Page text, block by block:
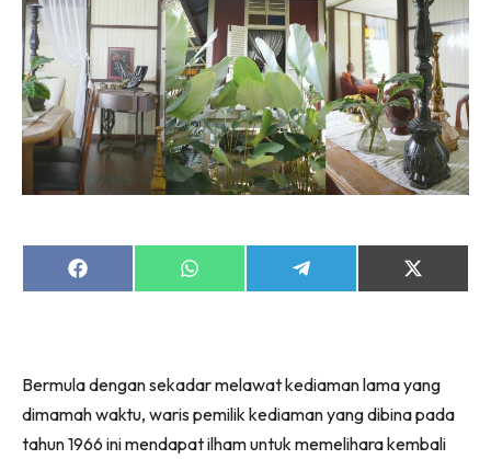
Bilik Air
Bilik Tidur
Dapur
Ruang Makan
Make Over
Bilik Air
Ruang Makan
Impiana Makeover
Makeover Ruang Selebriti
Share
on
Share
on
Share
on
Share
on
Bermula dengan sekadar melawat kediaman lama yang
dimamah waktu, waris pemilik kediaman yang dibina pada
tahun 1966 ini mendapat ilham untuk memelihara kembali